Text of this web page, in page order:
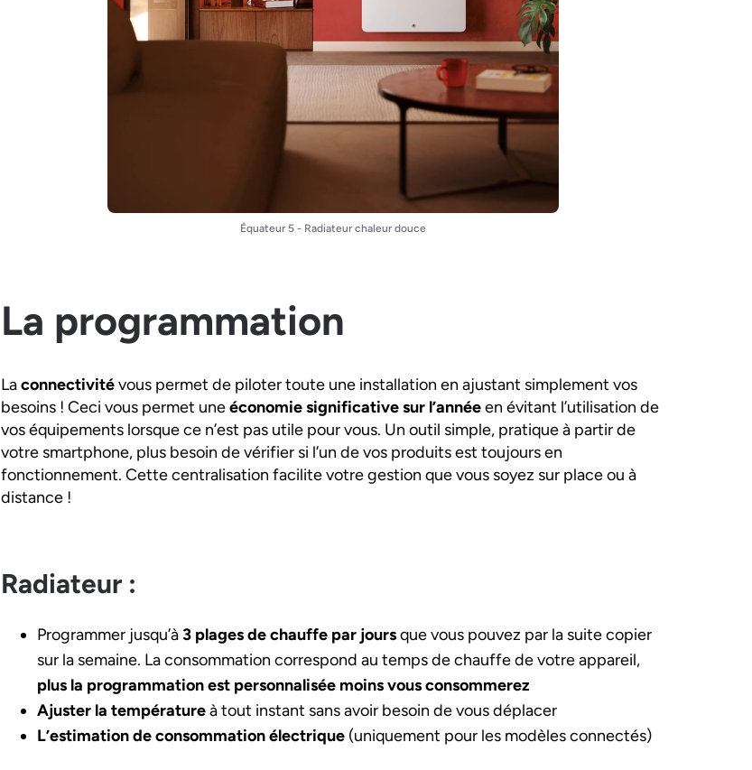
Équateur 5 - Radiateur chaleur douce
La programmation
Laconnectivitévous permet de piloter toute une installation en ajustant simplement vos
besoins ! Ceci vous permet uneéconomie significative sur l’annéeen évitant l’utilisation de
vos équipements lorsque ce n’est pas utile pour vous. Un outil simple, pratique à partir de
votre smartphone, plus besoin de vérifier si l’un de vos produits est toujours en
fonctionnement. Cette centralisation facilite votre gestion que vous soyez sur place ou à
distance !
Radiateur :
Programmer jusqu’à3 plages de chauffe par joursque vous pouvez par la suite copier
sur la semaine. La consommation correspond au temps de chauffe de votre appareil,
plus la programmation est personnalisée moins vous consommerez
Ajuster la températureà tout instant sans avoir besoin de vous déplacer
L’estimation de consommation électrique (uniquement pour les modèles connectés)